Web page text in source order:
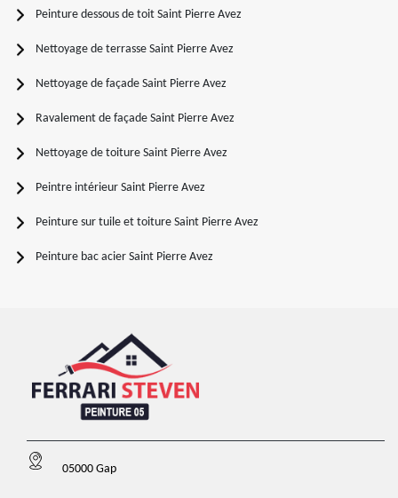
Peinture dessous de toit Saint Pierre Avez
Nettoyage de terrasse Saint Pierre Avez
Nettoyage de façade Saint Pierre Avez
Ravalement de façade Saint Pierre Avez
Nettoyage de toiture Saint Pierre Avez
Peintre intérieur Saint Pierre Avez
Peinture sur tuile et toiture Saint Pierre Avez
Peinture bac acier Saint Pierre Avez
05000 Gap